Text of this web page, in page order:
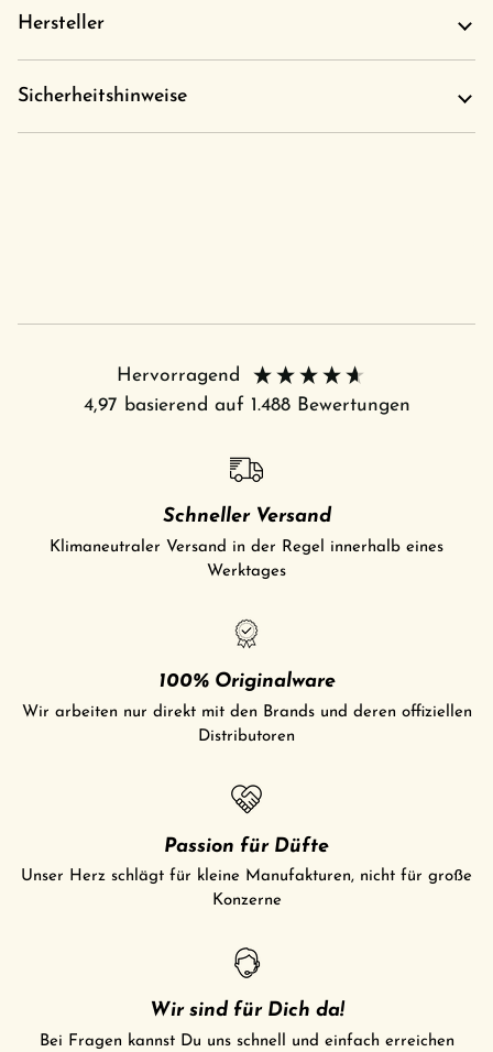
Hersteller
Sicherheitshinweise
Hervorragend
4,97 basierend auf 1.488Bewertungen
Schneller Versand
Klimaneutraler Versand in der Regel innerhalb eines
Werktages
100% Originalware
Wir arbeiten nur direkt mit den Brands und deren offiziellen
Distributoren
Passion für Düfte
Unser Herz schlägt für kleine Manufakturen, nicht für große
Konzerne
Wir sind für Dich da!
Bei Fragen kannst Du uns schnell und einfach erreichen